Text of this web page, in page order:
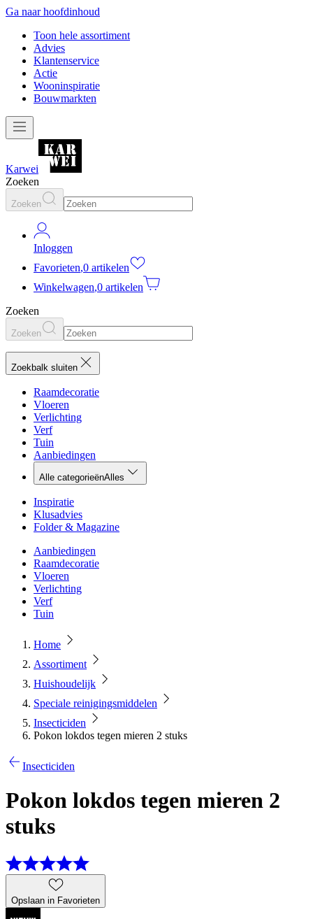
Ga naar hoofdinhoud
Toon hele assortiment
Advies
Klantenservice
Actie
Wooninspiratie
Bouwmarkten
Karwei
Zoeken
Zoeken
Inloggen
Favorieten,0 artikelen
Winkelwagen,0 artikelen
Zoeken
Zoeken
Zoekbalk sluiten
Raamdecoratie
Vloeren
Verlichting
Verf
Tuin
Aanbiedingen
Alle categorieënAlles
Inspiratie
Klusadvies
Folder & Magazine
Aanbiedingen
Raamdecoratie
Vloeren
Verlichting
Verf
Tuin
Home
Assortiment
Huishoudelijk
Speciale reinigingsmiddelen
Insecticiden
Pokon lokdos tegen mieren 2 stuks
Insecticiden
Pokon lokdos tegen mieren 2
stuks
Opslaan in Favorieten